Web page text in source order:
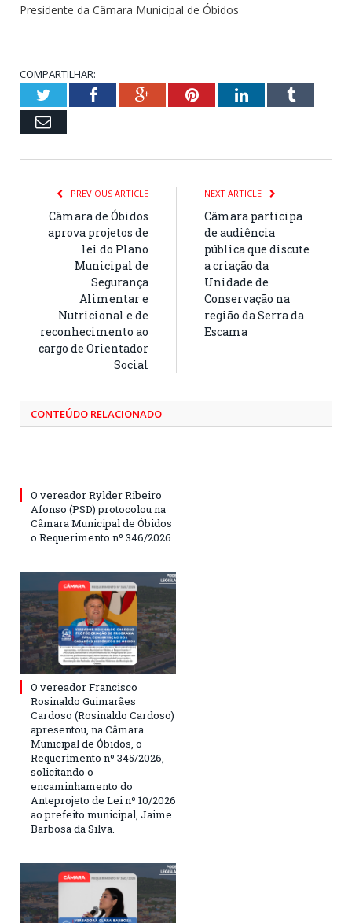
Presidente da Câmara Municipal de Óbidos
COMPARTILHAR:
TwitterFacebookGoogle+PinterestLinkedInTumblr
Email
PREVIOUS ARTICLE
Câmara de Óbidos
aprova projetos de
lei do Plano
Municipal de
Segurança
Alimentar e
Nutricional e de
reconhecimento ao
cargo de Orientador
Social
NEXT ARTICLE
Câmara participa
de audiência
pública que discute
a criação da
Unidade de
Conservação na
região da Serra da
Escama
CONTEÚDO RELACIONADO
O vereador Rylder Ribeiro
Afonso (PSD) protocolou na
Câmara Municipal de Óbidos
o Requerimento nº 346/2026.
O vereador Francisco
Rosinaldo Guimarães
Cardoso (Rosinaldo Cardoso)
apresentou, na Câmara
Municipal de Óbidos, o
Requerimento nº 345/2026,
solicitando o
encaminhamento do
Anteprojeto de Lei nº 10/2026
ao prefeito municipal, Jaime
Barbosa da Silva.